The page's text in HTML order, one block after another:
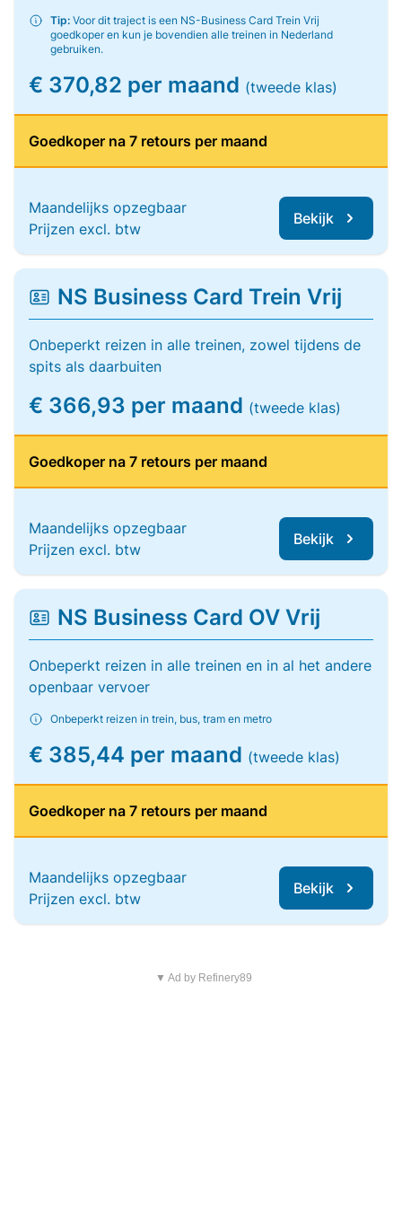
Tip: Voor dit traject is een NS-Business Card Trein Vrij
goedkoper en kun je bovendien alle treinen in Nederland
gebruiken.
€ 370,82 per maand (tweede klas)
Goedkoper na 7 retours per maand
Maandelijks opzegbaar
Prijzen excl. btw
Bekijk
NS Business Card Trein Vrij
Onbeperkt reizen in alle treinen, zowel tijdens de
spits als daarbuiten
€ 366,93 per maand (tweede klas)
Goedkoper na 7 retours per maand
Maandelijks opzegbaar
Prijzen excl. btw
Bekijk
NS Business Card OV Vrij
Onbeperkt reizen in alle treinen en in al het andere
openbaar vervoer
Onbeperkt reizen in trein, bus, tram en metro
€ 385,44 per maand (tweede klas)
Goedkoper na 7 retours per maand
Maandelijks opzegbaar
Prijzen excl. btw
Bekijk
▼ Ad by Refinery89